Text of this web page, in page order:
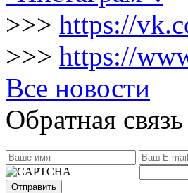
>>> https://
>>> https://
Все новости
Обратная связь
Отправить